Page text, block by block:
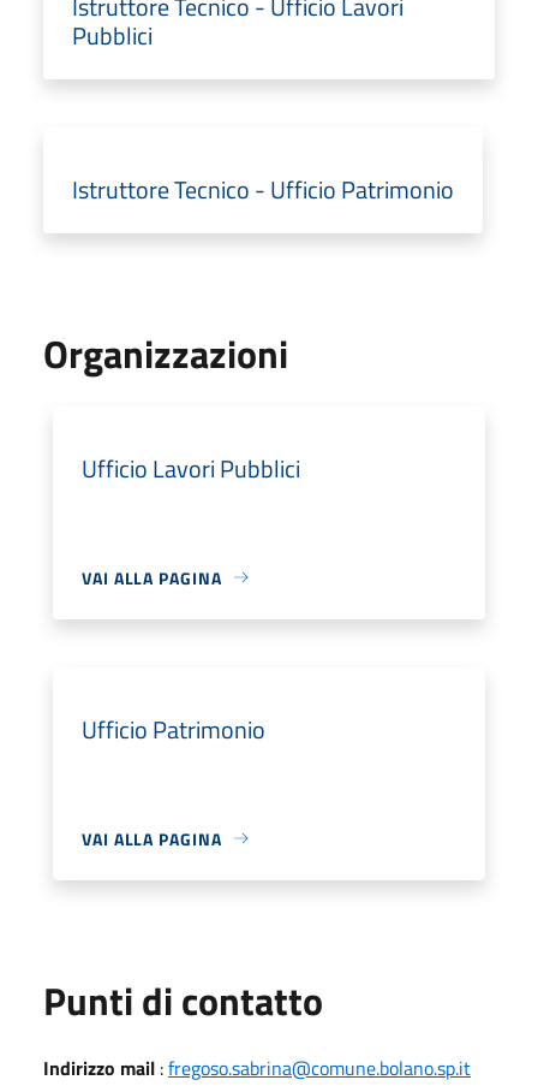
Pubblici
Istruttore Tecnico - Ufficio Patrimonio
Organizzazioni
Ufficio Lavori Pubblici
VAI ALLA PAGINA
Ufficio Patrimonio
VAI ALLA PAGINA
Punti di contatto
Indirizzo mail :fregoso.sabrina@comune.bolano.sp.it